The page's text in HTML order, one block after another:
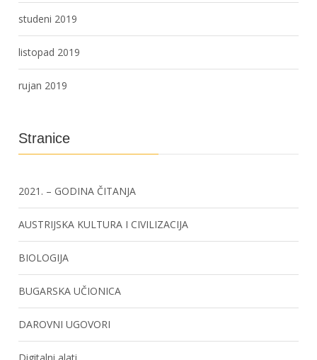
studeni 2019
listopad 2019
rujan 2019
Stranice
2021. – GODINA ČITANJA
AUSTRIJSKA KULTURA I CIVILIZACIJA
BIOLOGIJA
BUGARSKA UČIONICA
DAROVNI UGOVORI
Digitalni alati